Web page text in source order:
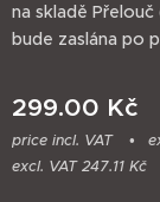
na skladě
bude zaslána po
299.00 Kč
price incl. VAT
excl. VAT 247.11 Kč